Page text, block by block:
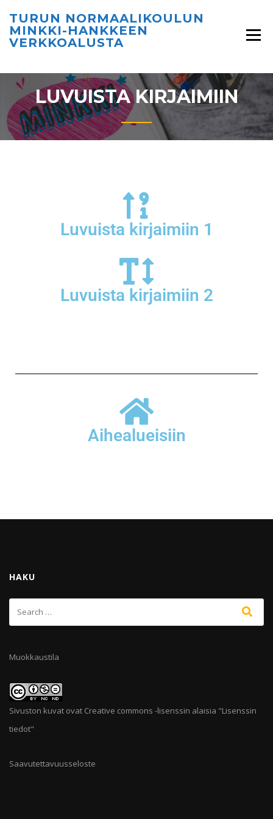
TURUN NORMAALIKOULUN
MINKKI-HANKKEEN
VERKKOALUSTA
LUVUISTA KIRJAIMIIN
Luvuista kirjaimiin 1
Luvuista kirjaimiin 2
Aihealueisiin
HAKU
Muokkaustila
Sivuston kuvat ovat Creative commons -lisenssin alaisia "Lisenssin
tiedot"
Saavutettavuusseloste